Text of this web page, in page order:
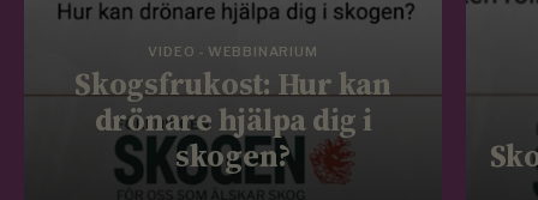
VIDEO - WEBBINARIUM
Skogsfrukost: Hur kan
drönare hjälpa dig i
skogen?